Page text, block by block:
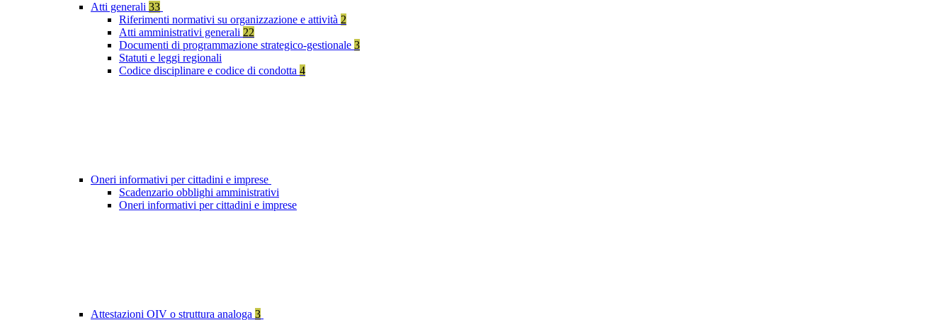
Atti generali 33
Riferimenti normativi su organizzazione e attività 2
Atti amministrativi generali 22
Documenti di programmazione strategico-gestionale 3
Statuti e leggi regionali
Codice disciplinare e codice di condotta 4
Oneri informativi per cittadini e imprese
Scadenzario obblighi amministrativi
Oneri informativi per cittadini e imprese
Attestazioni OIV o struttura analoga 3